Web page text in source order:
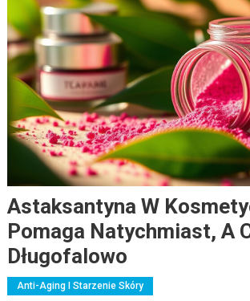
Astaksantyna W
Pomaga Natychmiast, A
Długofalowo
Anti-Aging I Starzenie Skóry